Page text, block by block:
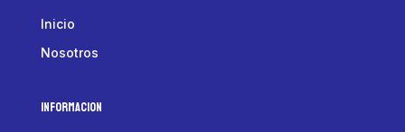
Inicio
Nosotros
Informacion